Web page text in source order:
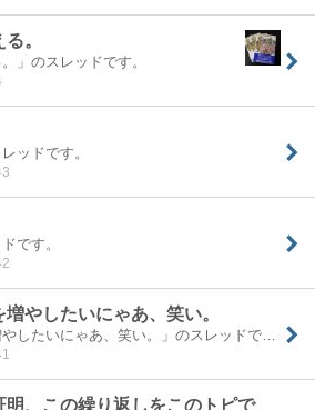
。
」のスレッドです。
ッドです。
です。
やしたいにゃあ、笑い。
やしたいにゃあ、笑い。」のスレッドです。
、この繰り返しをこのトピで